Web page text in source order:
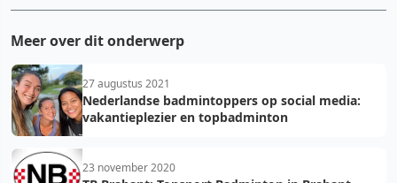
Meer over dit onderwerp
27 augustus 2021
Nederlandse badmintoppers op social media:
vakantieplezier en topbadminton
23 november 2020